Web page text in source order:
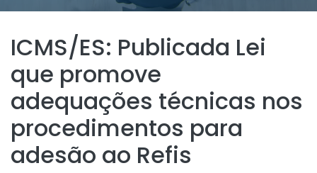
ICMS/ES: Publicada Lei
que promove
adequações técnicas nos
procedimentos para
adesão ao Refis